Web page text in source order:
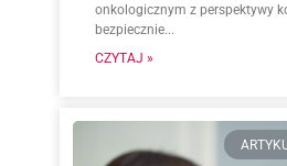
onkologicznym z perspektywy
bezpiecznie...
CZYTAJ »